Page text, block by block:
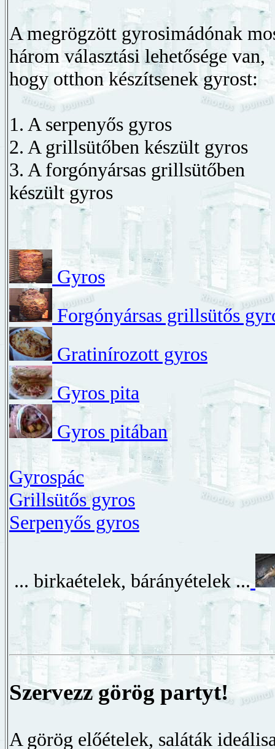
A megrögzött gyrosimádónak
három választási lehetősége van,
hogy otthon készítsenek gyrost:
1. A serpenyős gyros
2. A grillsütőben készült gyros
3. A forgónyársas grillsütőben
készült gyros
Gyros
Forgónyársas grillsütős
Gratinírozott gyros
Gyros pita
Gyros pitában
Gyrospác
Grillsütős gyros
Serpenyős gyros
... birkaételek, bárányételek ...
Szervezz görög partyt!
A görög előételek, saláták